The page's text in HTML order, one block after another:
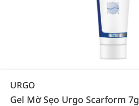
URGO
Gel Mờ Sẹo Urgo Scarform 7g